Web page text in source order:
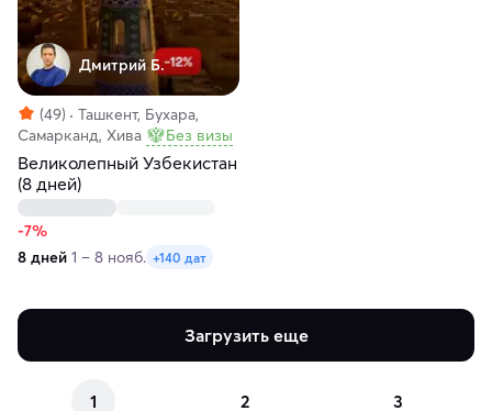
Дмитрий Б.
(49)
Ташкент, Бухара,
Самарканд, Хива
Без визы
Великолепный Узбекистан
(8 дней)
-7%
8 дней 1 – 8 нояб. +140 дат
Загрузить еще
1 2 3